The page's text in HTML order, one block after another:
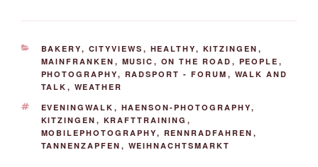
KATEGORIEN
BAKERY, CITYVIEWS , HEALTHY, KITZINGEN ,
MAINFRANKEN , MUSIC , ON THE ROAD , PEOPLE ,
PHOTOGRAPHY, RADSPORT - FORUM , WALK AND
TALK , WEATHER
SCHLAGWÖRTER
EVENINGWALK , HAENSON-PHOTOGRAPHY,
KITZINGEN , KRAFTTRAINING ,
MOBILEPHOTOGRAPHY, RENNRADFAHREN ,
TANNENZAPFEN , WEIHNACHTSMARKT